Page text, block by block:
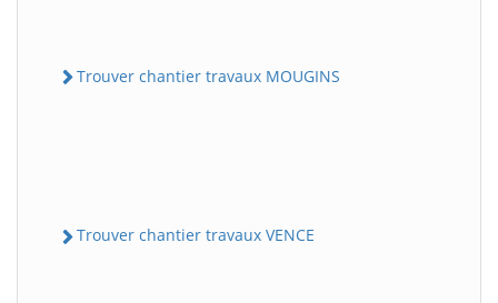
Trouver chantier travaux MOUGINS
Trouver chantier travaux VENCE